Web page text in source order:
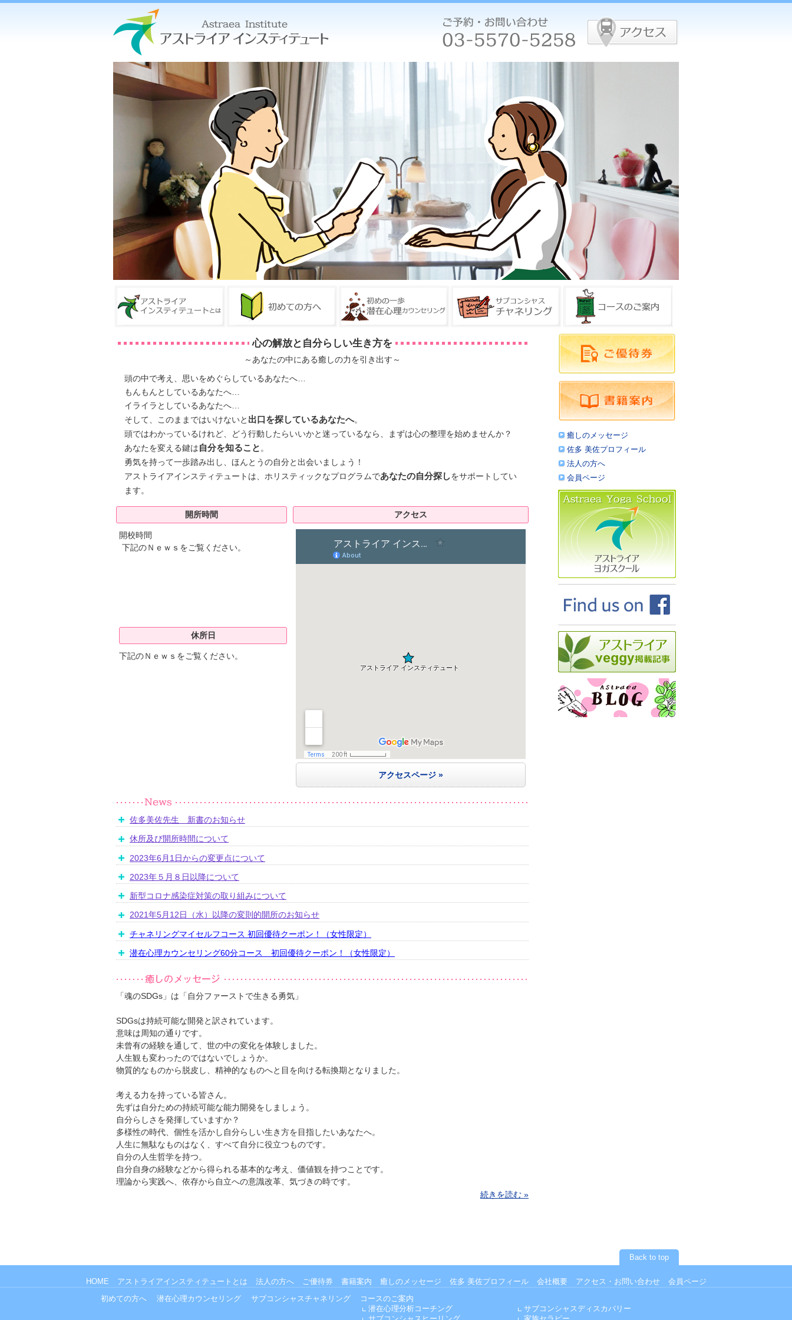
心の解放と自分らしい生き方を
～あなたの中にある癒しの力を引き出す～
頭の中で考え、思いをめぐらしているあなたへ…
もんもんとしているあなたへ…
イライラとしているあなたへ…
そして、このままではいけないと 出口を探しているあなたへ。
頭ではわかっているけれど、どう行動したらいいかと迷っているなら、まずは心の整理を始めませんか？
あなたを変える鍵は自分を知ること 。
勇気を持って一歩踏み出し、ほんとうの自分と出会いましょう！
アストライアインスティテュートは、ホリスティックなプログラムであなたの自分探しをサポートしてい
ます。
開所時間
開校時間
下記のＮｅｗｓをご覧ください。
休所日
下記のＮｅｗｓをご覧ください。
アクセス
アクセスページ »
佐多美佐先生 新書のお知らせ
休所及び開所時間について
2023年6月1日からの変更点について
2023年５月８日以降について
新型コロナ感染症対策の取り組みについて
2021年5月12日（水）以降の変則的開所のお知らせ
チャネリングマイセルフコース 初回優待クーポン！（女性限定）
潜在心理カウンセリング60分コース 初回優待クーポン！（女性限定）
「魂のSDGs」は「自分ファーストで生きる勇気」
SDGsは持続可能な開発と訳されています。
意味は周知の通りです。
未曾有の経験を通して、世の中の変化を体験しました。
人生観も変わったのではないでしょうか。
物質的なものから脱皮し、精神的なものへと目を向ける転換期となりました。
考える力を持っている皆さん。
先ずは自分ための持続可能な能力開発をしましょう。
自分らしさを発揮していますか？
多様性の時代、個性を活かし自分らしい生き方を目指したいあなたへ。
人生に無駄なものはなく、すべて自分に役立つものです。
自分の人生哲学を持つ。
自分自身の経験などから得られる基本的な考え、価値観を持つことです。
理論から実践へ、依存から自立への意識改革、気づきの時です。
続きを読む »
癒しのメッセージ
佐多 美佐プロフィール
法人の方へ
会員ページ
Back to top
HOME アストライアインスティテュートとは 法人の方へ ご優待券 書籍案内 癒しのメッセージ 佐多 美佐プロフィール 会社概要 アクセス・お問い合わせ 会員ページ
初めての方へ 潜在心理カウンセリング サブコンシャスチャネリング
コースのご案内
潜在心理分析コーチング
サブコンシャスディスカバリー